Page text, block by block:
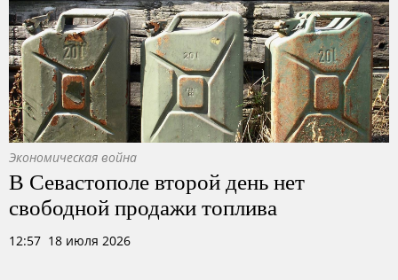
Экономическая война
В Севастополе второй день нет
свободной продажи топлива
12:57 18 июля 2026